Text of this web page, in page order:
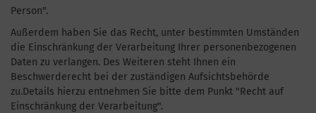
Person".
Außerdem haben Sie das Recht, unter bestimmten Umständen
die Einschränkung der Verarbeitung Ihrer personenbezogenen
Daten zu verlangen. Des Weiteren steht Ihnen ein
Beschwerderecht bei der zuständigen Aufsichtsbehörde
zu.Details hierzu entnehmen Sie bitte dem Punkt "Recht auf
Einschränkung der Verarbeitung".